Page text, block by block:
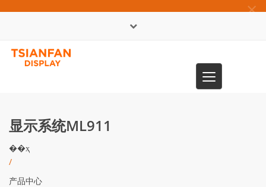
×
Toggle
navigation
显示系统ML911
��ҳ
/
产品中心